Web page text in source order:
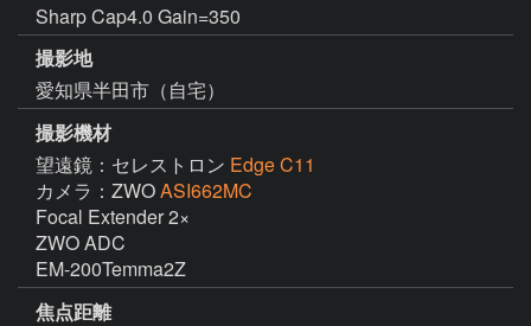
Sharp Cap4.0 Gain=350
撮影地
愛知県半田市（自宅）
撮影機材
望遠鏡：セレストロン Edge C11
カメラ：ZWOASI662MC
Focal Extender 2×
ZWO ADC
EM-200Temma2Z
焦点距離